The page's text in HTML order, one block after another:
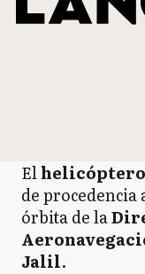
Elhelicóptero
de
órbita de la
Jalil.